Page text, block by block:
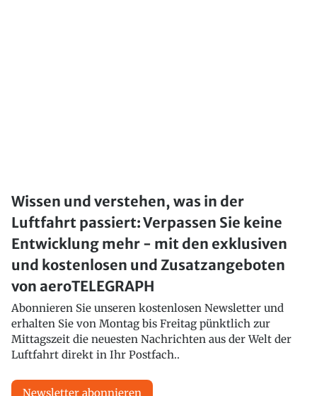
Wissen und verstehen, was in der
Luftfahrt passiert: Verpassen Sie keine
Entwicklung mehr - mit den exklusiven
und kostenlosen und Zusatzangeboten
von aeroTELEGRAPH
Abonnieren Sie unseren kostenlosen Newsletter und
erhalten Sie von Montag bis Freitag pünktlich zur
Mittagszeit die neuesten Nachrichten aus der Welt der
Luftfahrt direkt in Ihr Postfach..
Newsletter abonnieren